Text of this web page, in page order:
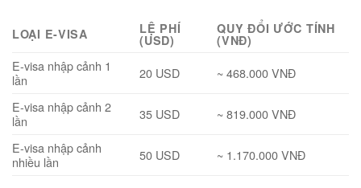
LOẠI E-VISA LỆ PHÍ
(USD)
QUY ĐỔI ƯỚC TÍNH
(VNĐ)
E-visa nhập cảnh 1
lần
20 USD
~ 468.000 VNĐ
E-visa nhập cảnh 2
lần
35 USD
~ 819.000 VNĐ
E-visa nhập cảnh
nhiều lần
50 USD ~ 1.170.000 VNĐ